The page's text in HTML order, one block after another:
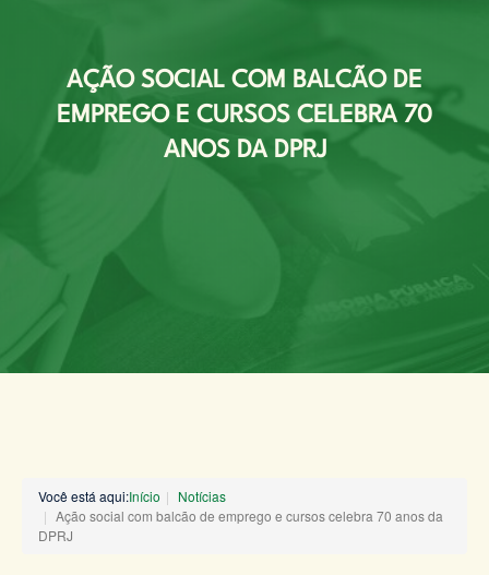
AÇÃO SOCIAL COM BALCÃO DE
EMPREGO E CURSOS CELEBRA 70
ANOS DA DPRJ
Você está aqui:Início
Notícias
Ação social com balcão de emprego e cursos celebra 70 anos da
DPRJ